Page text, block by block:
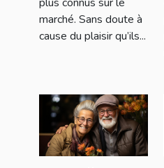
marché. Sans doute à
cause du plaisir qu’ils...